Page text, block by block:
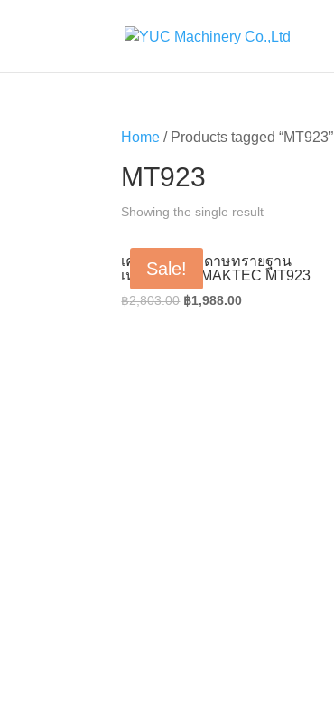
Home / Products tagged “MT923”
MT923
Showing the single result
Sale!
เครื่องขัดกระดาษทรายฐาน
เหลี่ยมผืนผ้า MAKTEC MT923
฿2,803.00 Original
฿1,988.00Current